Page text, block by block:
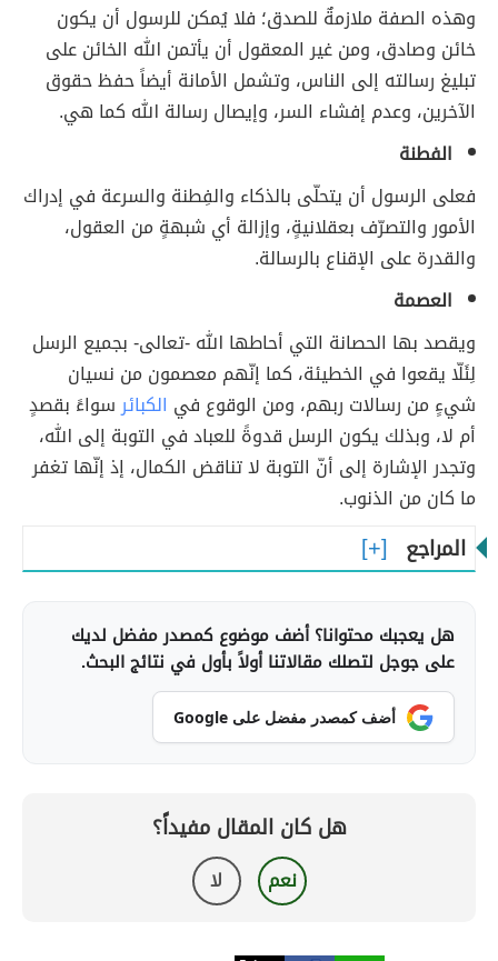
وهذه الصفة ملازمةٌ للصدق؛ فلا يُمكن للرسول أن يكون
خائن وصادق، ومن غير المعقول أن يأتمن الله الخائن على
تبليغ رسالته إلى الناس، وتشمل الأمانة أيضاً حفظ حقوق
الآخرين، وعدم إفشاء السر، وإيصال رسالة الله كما هي.
الفطنة
فعلى الرسول أن يتحلّى بالذكاء والفِطنة والسرعة في إدراك
الأمور والتصرّف بعقلانيةٍ، وإزالة أي شبهةٍ من العقول،
والقدرة على الإقناع بالرسالة.
العصمة
ويقصد بها الحصانة التي أحاطها الله -تعالى- بجميع الرسل
لِئَلّا يقعوا في الخطيئة، كما إنّهم معصمون من نسيان
شيءٍ من رسالات ربهم، ومن الوقوع في الكبائرسواءً بقصدٍ
أم لا، وبذلك يكون الرسل قدوةً للعباد في التوبة إلى الله،
وتجدر الإشارة إلى أنّ التوبة لا تناقض الكمال، إذ إنّها تغفر
ما كان من الذنوب.
المراجع
هل يعجبك محتوانا؟ أضف موضوع كمصدر مفضل لديك
على جوجل لتصلك مقالاتنا أولاً بأول في نتائج البحث.
أضف كمصدر مفضل على Google
هل كان المقال مفيداً؟
نعم لا